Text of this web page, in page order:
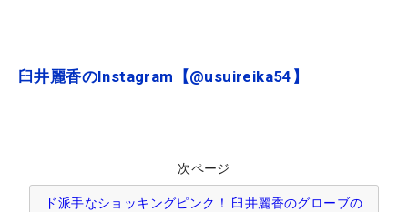
臼井麗香のInstagram【@usuireika54】
次ページ
ド派手なショッキングピンク！ 臼井麗香のグローブの